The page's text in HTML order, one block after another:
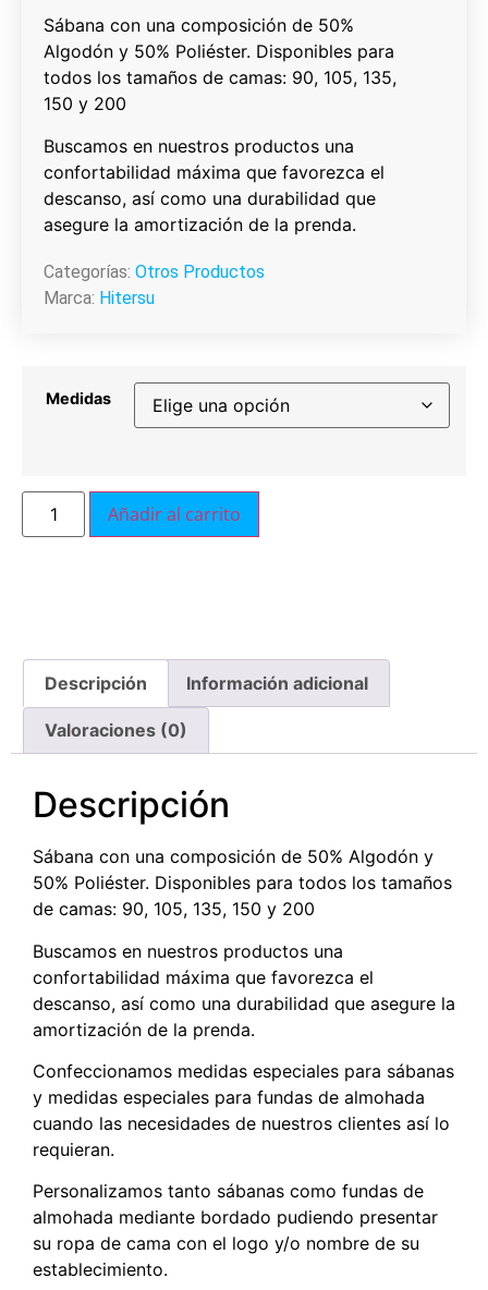
Sábana con una composición de 50%
Algodón y 50% Poliéster. Disponibles para
todos los tamaños de camas: 90, 105, 135,
150 y 200
Buscamos en nuestros productos una
confortabilidad máxima que favorezca el
descanso, así como una durabilidad que
asegure la amortización de la prenda.
Categorías: Otros Productos
Marca: Hitersu
Medidas
Añadir al carrito
Descripción Información adicional
Valoraciones (0)
Descripción
Sábana con una composición de 50% Algodón y
50% Poliéster. Disponibles para todos los tamaños
de camas: 90, 105, 135, 150 y 200
Buscamos en nuestros productos una
confortabilidad máxima que favorezca el
descanso, así como una durabilidad que asegure la
amortización de la prenda.
Confeccionamos medidas especiales para sábanas
y medidas especiales para fundas de almohada
cuando las necesidades de nuestros clientes así lo
requieran.
Personalizamos tanto sábanas como fundas de
almohada mediante bordado pudiendo presentar
su ropa de cama con el logo y/o nombre de su
establecimiento.